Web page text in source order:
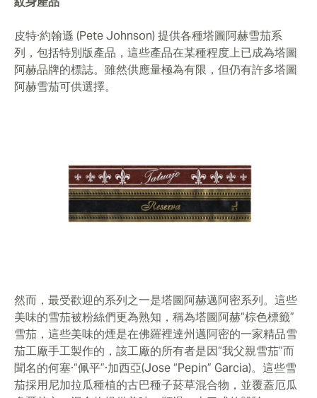
皮特·約翰遜 (Pete Johnson) 提供各種塔圖阿赫雪茄系
列，包括特別版產品，這些產品在某種程度上已成為塔圖
阿赫品牌的標誌。雖然供應量極為有限，但仍有許多塔圖
阿赫雪茄可供選擇。
然而，最受歡迎的系列之一是塔圖阿赫邁阿密系列。這些
美味的雪茄被粉絲們更為熟知，稱為塔圖阿赫“棕色標籤”
雪茄，這些美味的煙是在佛羅裡達州邁阿密的一家精品雪
茄工廠手工製作的，該工廠的所有者是因“我父親雪茄”而
聞名的何塞·“佩平”·加西亞(Jose “Pepin” Garcia)。這些雪
茄採用尼加拉瓜種植的古巴種子菸草混合物，並覆蓋厄瓜